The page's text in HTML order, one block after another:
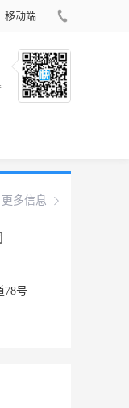
移动端
更多信息
78号